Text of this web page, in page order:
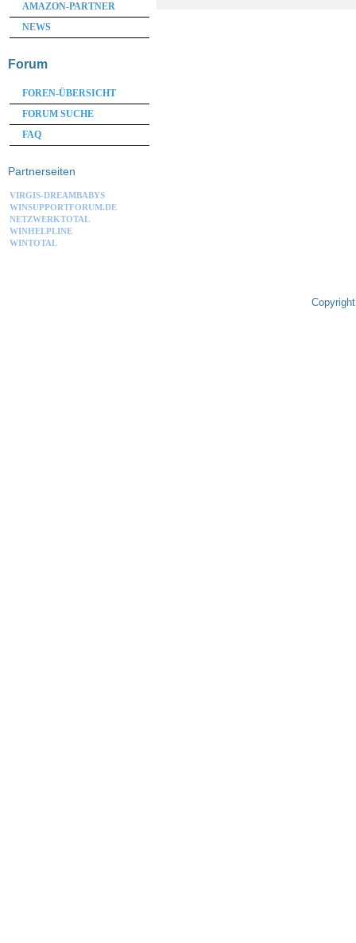
AMAZON-PARTNER
NEWS
Forum
FOREN-ÜBERSICHT
FORUM SUCHE
FAQ
Partnerseiten
VIRGIS-DREAMBABYS
WINSUPPORTFORUM.DE
NETZWERKTOTAL
WINHELPLINE
WINTOTAL